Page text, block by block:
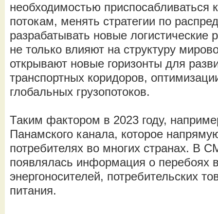
необходимостью приспосабливаться
потокам, менять стратегии по
разрабатывать новые
не только влияют на структуру
открывают новые горизонты для
транспортных коридоров,
глобальных грузопотоков.
Таким фактором в 2023 году,
Панамского канала, которое
потребителях во многих странах. В
появлялась информация о перебоях
энергоносителей, потребительских
питания.